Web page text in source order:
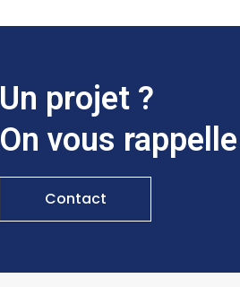
Un projet ?
On vous rappelle
Contact